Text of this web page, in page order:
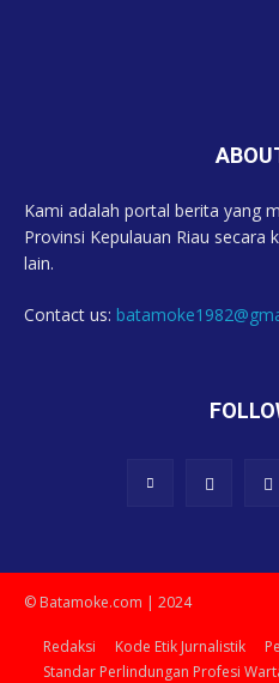
Kami adalah portal berita yang
Provinsi Kepulauan Riau secara
lain.
Contact us:
© Batamoke.com | 2024
Redaksi Kode Etik Jurnalistik
Standar Perlindungan Profesi